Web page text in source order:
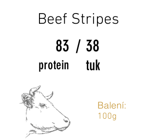
Beef Stripes
83
protein
/ 38
tuk
Balení:
100g